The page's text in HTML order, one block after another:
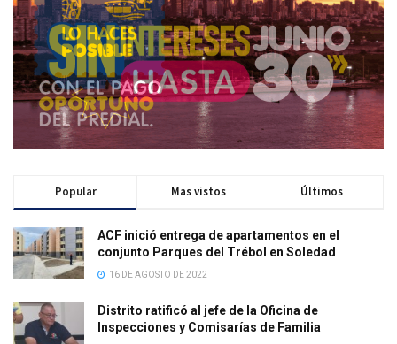
Popular Mas vistos Últimos
ACF inició entrega de apartamentos en el
conjunto Parques del Trébol en Soledad
16 DE AGOSTO DE 2022
Distrito ratificó al jefe de la Oficina de
Inspecciones y Comisarías de Familia